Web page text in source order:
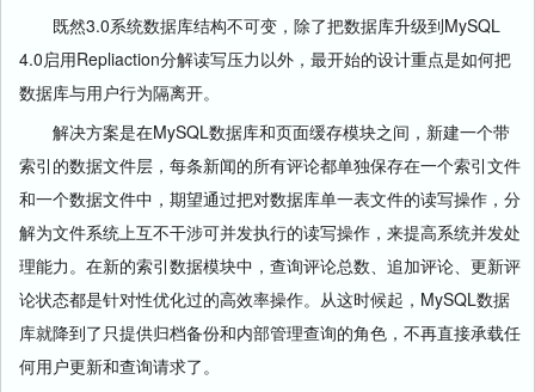
既然3.0系统数据库结构不可变，除了把数据库升级到MySQL
4.0启用Repliaction分解读写压力以外，最开始的设计重点是如何把
数据库与用户行为隔离开。
解决方案是在MySQL数据库和页面缓存模块之间，新建一个带
索引的数据文件层，每条新闻的所有评论都单独保存在一个索引文件
和一个数据文件中，期望通过把对数据库单一表文件的读写操作，分
解为文件系统上互不干涉可并发执行的读写操作，来提高系统并发处
理能力。在新的索引数据模块中，查询评论总数、追加评论、更新评
论状态都是针对性优化过的高效率操作。从这时候起，MySQL数据
库就降到了只提供归档备份和内部管理查询的角色，不再直接承载任
何用户更新和查询请求了。